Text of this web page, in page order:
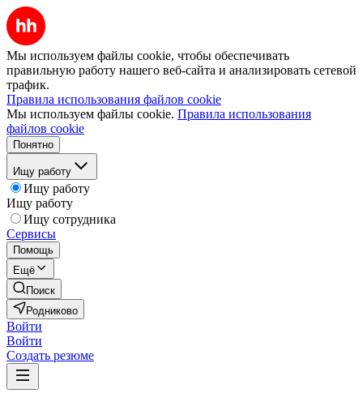
Мы используем файлы cookie, чтобы обеспечивать
правильную работу нашего веб-сайта и анализировать сетевой
трафик.
Правила использования файлов cookie
Мы используем файлы cookie. Правила использования
файлов cookie
Понятно
Ищу работу
Ищу работу
Ищу работу
Ищу сотрудника
Сервисы
Помощь
Ещё
Поиск
Родниково
Войти
Войти
Создать резюме